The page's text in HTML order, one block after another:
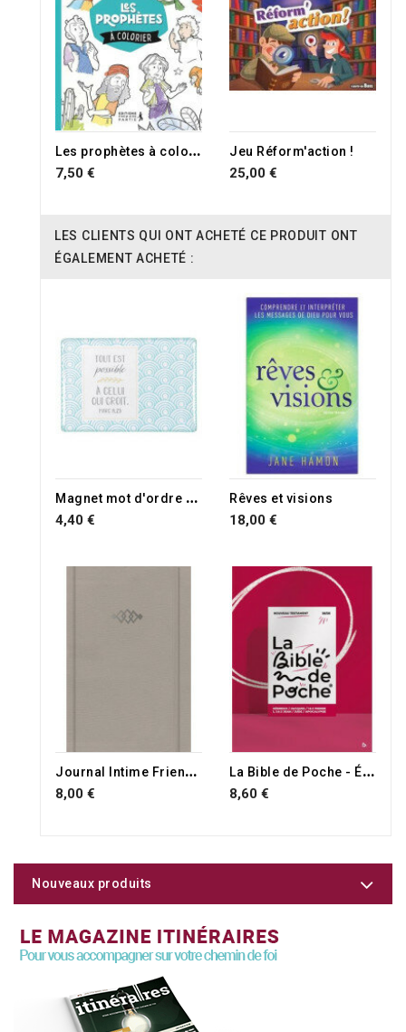
L
es prophètes à colorier
7,50 €
Jeu Réform'action !
25,00 €
LES CLIENTS QUI ONT ACHETÉ CE PRODUIT ONT
ÉGALEMENT ACHETÉ :
M
agnet mot d'ordre 2020
4,40 €
Rêves et visions
18,00 €
RUPTURE DE STOCK J
ournal Intime Friendship
8,00 €
L
a Bible de Poche - Épîtres Générales, Apocalypse
8,60 €
Nouveaux produits